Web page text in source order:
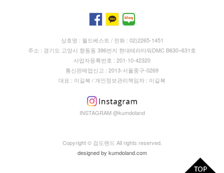
상호명 : 월드베스트 / 전화 : 02)2265-1451
주소 : 경기도 고양시 향동동 396번지 현대테라타워DMC B630~631호
사업자등록번호 : 201-10-42320
통신판매업신고 : 2013-서울중구-0269
대표 : 이길복 / 개인정보관리책임자 : 이길복
INSTAGRAM @kumdoland
Copyright © 검도랜드 All rights reserved.
designed by kumdoland.com